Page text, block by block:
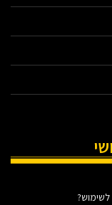
לשימוש?